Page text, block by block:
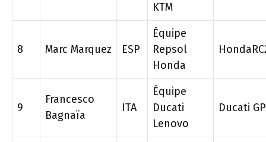
KTM
8 Marc Marquez ESP
Équipe
Repsol
Honda
9
Francesco
Bagnaïa
ITA
Équipe
Ducati
Lenovo
Ducati